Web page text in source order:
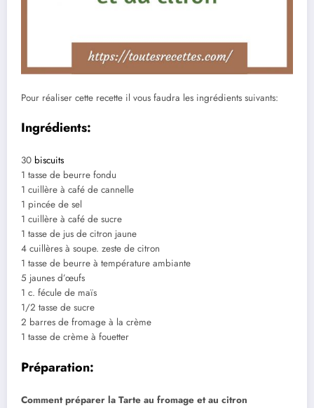
Pour réaliser cette recette il vous faudra les ingrédients suivants:
Ingrédients:
30 biscuits
1 tasse de beurre fondu
1 cuillère à café de cannelle
1 pincée de sel
1 cuillère à café de sucre
1 tasse de jus de citron jaune
4 cuillères à soupe. zeste de citron
1 tasse de beurre à température ambiante
5 jaunes d’œufs
1 c. fécule de maïs
1/2 tasse de sucre
2 barres de fromage à la crème
1 tasse de crème à fouetter
Préparation:
Comment préparer la Tarte au fromage et au citron